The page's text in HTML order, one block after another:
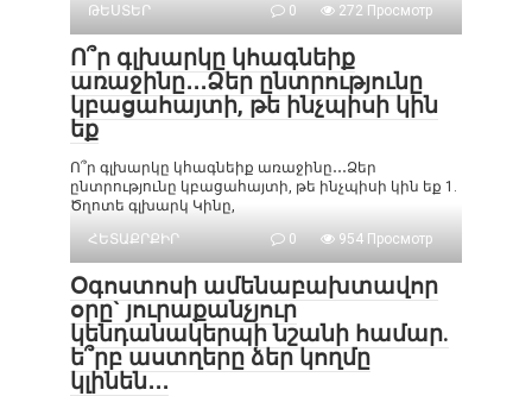
ԹԵՍՏԵՐ
0 272 Просмотр
Ո՞ր գլխարկը կհագնեիք
առաջինը․․․Ձեր ընտրությունը
կբացահայտի, թե ինչպիսի կին
եք
Ո՞ր գլխարկը կհագնեիք առաջինը․․․Ձեր
ընտրությունը կբացահայտի, թե ինչպիսի կին եք 1.
Ծղոտե գլխարկ Կինը,
ՀԵՏԱՔՐՔԻՐ
0 954 Просмотр
Օգոստոսի ամենաբախտավոր
օրը` յուրաքանչյուր
կենդանակերպի նշանի համար.
ե՞րբ աստղերը ձեր կողմը
կլինեն․․․